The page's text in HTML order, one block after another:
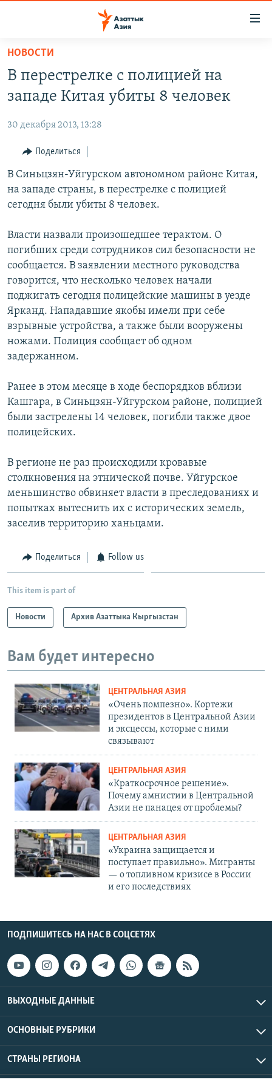
Вернуться
основному
содержанию
навигации
Вернутся
поиску
КАЗАХСТАН
УЗБЕКИСТАН
ТАДЖИКИСТАН
НОВОСТИ
НА ДРУГИХ ЯЗЫКАХ
ҚАЗАҚША
КЫРГЫЗЧА
ЎЗБЕКЧА
TÜRKMENÇE
НОВОСТИ
В перестрелке с полицией на
западе Китая убиты 8 человек
30 декабря 2013, 13:28
Поделиться
В Синьцзян-Уйгурском автономном районе Китая,
на западе страны, в перестрелке с полицией
сегодня были убиты 8 человек.
Власти назвали произошедшее терактом. О
погибших среди сотрудников сил безопасности не
сообщается. В заявлении местного руководства
говорится, что несколько человек начали
поджигать сегодня полицейские машины в уезде
Ярканд. Нападавшие якобы имели при себе
взрывные устройства, а также были вооружены
ножами. Полиция сообщает об одном
задержанном.
Ранее в этом месяце в ходе беспорядков вблизи
Кашгара, в Синьцзян-Уйгурском районе, полицией
были застрелены 14 человек, погибли также двое
полицейских.
В регионе не раз происходили кровавые
столкновения на этнической почве. Уйгурское
меньшинство обвиняет власти в преследованиях и
попытках вытеснить их с исторических земель,
заселив территорию ханьцами.
Поделиться Follow us
This item is part of
Новости Архив Азаттыка Кыргызстан
Вам будет интересно
ЦЕНТРАЛЬНАЯ АЗИЯ
«Очень помпезно». Кортежи
президентов в Центральной Азии
и эксцессы, которые с ними
связывают
ЦЕНТРАЛЬНАЯ АЗИЯ
«Краткосрочное решение».
Почему амнистии в Центральной
Азии не панацея от проблемы?
ЦЕНТРАЛЬНАЯ АЗИЯ
«Украина защищается и
поступает правильно». Мигранты
— о топливном кризисе в России
и его последствиях
ПОДПИШИТЕСЬ НА НАС В СОЦСЕТЯХ
ВЫХОДНЫЕ ДАННЫЕ
ОСНОВНЫЕ РУБРИКИ
СТРАНЫ РЕГИОНА